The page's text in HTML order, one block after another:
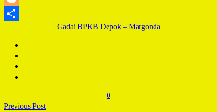
Share
Gadai BPKB Depok – Margonda
0
Previous Post